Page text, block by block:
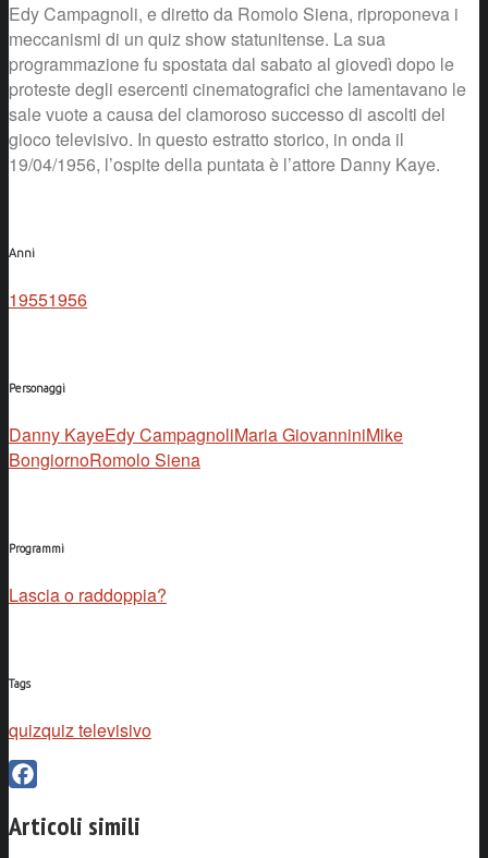
Edy Campagnoli, e diretto da Romolo Siena, riproponeva i
meccanismi di un quiz show statunitense. La sua
programmazione fu spostata dal sabato al giovedì dopo le
proteste degli esercenti cinematografici che lamentavano le
sale vuote a causa del clamoroso successo di ascolti del
gioco televisivo. In questo estratto storico, in onda il
19/04/1956, l’ospite della puntata è l’attore Danny Kaye.
Anni
19551956
Personaggi
Danny KayeEdy CampagnoliMaria GiovanniniMike
BongiornoRomolo Siena
Programmi
Lascia o raddoppia?
Tags
quizquiz televisivo
Articoli simili